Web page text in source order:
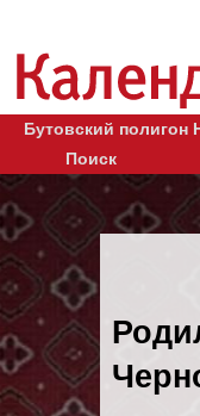
Бутовский полигон
Поиск